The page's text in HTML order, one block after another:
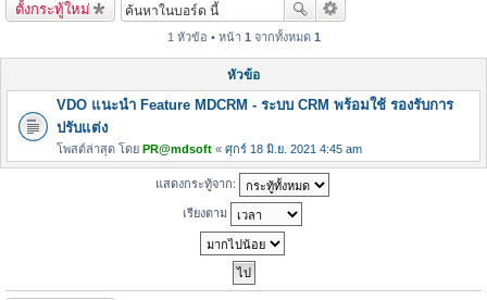
ตั้งกระทู้ใหม่
1 หัวข้อ • หน้า 1 จากทั้งหมด 1
หัวข้อ
VDO แนะนำ Feature MDCRM - ระบบ CRM พร้อมใช้ รองรับการ
ปรับแต่ง
โพสต์ล่าสุด โดย PR@mdsoft « ศุกร์ 18 มิ.ย. 2021 4:45 am
แสดงกระทู้จาก:
เรียงตาม